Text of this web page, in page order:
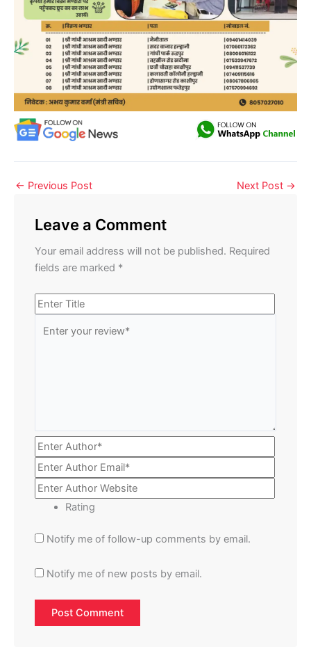
← Previous Post Next Post →
Leave a Comment
Your email address will not be published. Required
fields are marked *
Rating
Notify me of follow-up comments by email.
Notify me of new posts by email.